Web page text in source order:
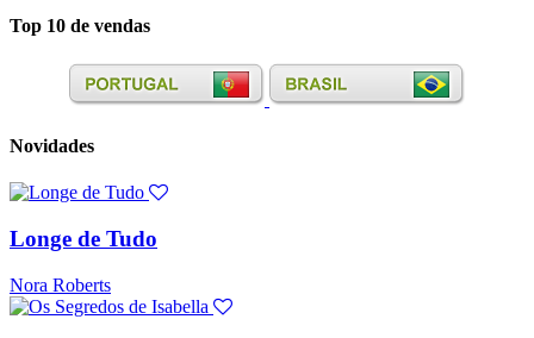
Top 10 de vendas
Novidades
Longe de Tudo
Nora Roberts